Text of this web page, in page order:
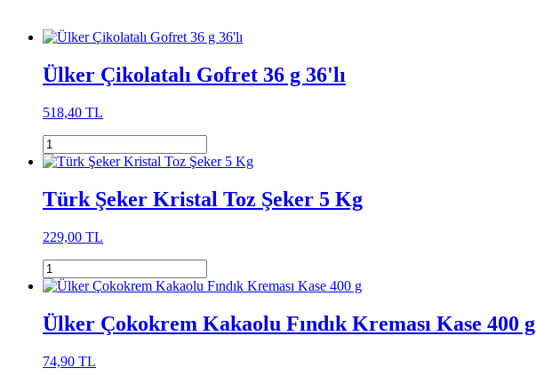
Ülker Çikolatalı Gofret 36 g 36'lı
518,40 TL
Türk Şeker Kristal Toz Şeker 5 Kg
229,00 TL
Ülker Çokokrem Kakaolu Fındık Kreması Kase 400 g
74,90 TL